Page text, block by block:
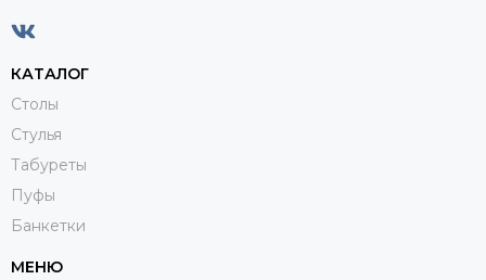
КАТАЛОГ
Столы
Стулья
Табуреты
Пуфы
Банкетки
МЕНЮ